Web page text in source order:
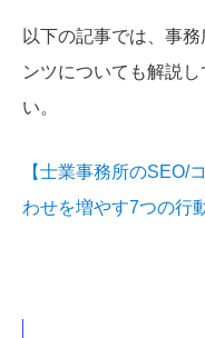
以下の記事では、事
ンツについても解説
い。
【士業事務所のSEO/
わせを増やす7つの行